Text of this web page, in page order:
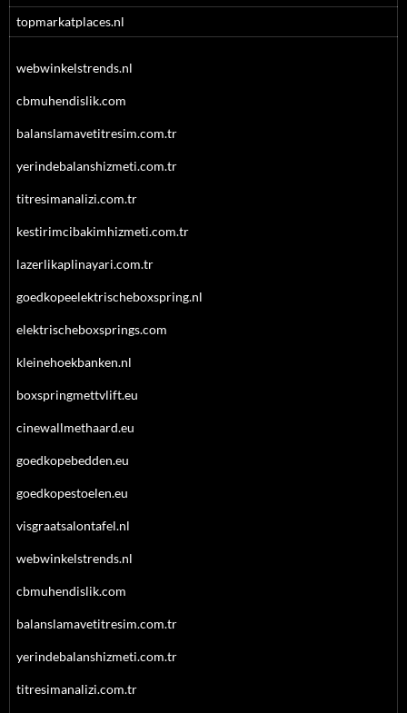
topmarkatplaces.nl
webwinkelstrends.nl
cbmuhendislik.com
balanslamavetitresim.com.tr
yerindebalanshizmeti.com.tr
titresimanalizi.com.tr
kestirimcibakimhizmeti.com.tr
lazerlikaplinayari.com.tr
goedkopeelektrischeboxspring.nl
elektrischeboxsprings.com
kleinehoekbanken.nl
boxspringmettvlift.eu
cinewallmethaard.eu
goedkopebedden.eu
goedkopestoelen.eu
visgraatsalontafel.nl
webwinkelstrends.nl
cbmuhendislik.com
balanslamavetitresim.com.tr
yerindebalanshizmeti.com.tr
titresimanalizi.com.tr